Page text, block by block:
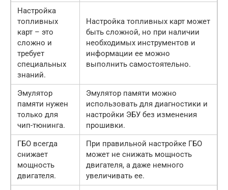
Настройка
топливных
карт – это
сложно и
требует
специальных
знаний.
Настройка топливных карт может
быть сложной, но при наличии
необходимых инструментов и
информации ее можно
выполнить самостоятельно.
Эмулятор
памяти нужен
только для
чип-тюнинга.
Эмулятор памяти можно
использовать для диагностики и
настройки ЭБУ без изменения
прошивки.
ГБО всегда
снижает
мощность
двигателя.
При правильной настройке ГБО
может не снижать мощность
двигателя, а даже немного
увеличивать ее.